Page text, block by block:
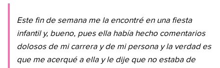
Este fin de semana me la encontré en una fiesta
infantil y, bueno, pues ella había hecho comentarios
dolosos de mi carrera y de mi persona y la verdad es
que me acerqué a ella y le dije que no estaba de